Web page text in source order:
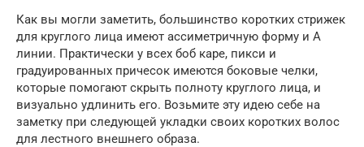
Как вы могли заметить, большинство коротких стрижек
для круглого лица имеют ассиметричную форму и А
линии. Практически у всех боб каре, пикси и
градуированных причесок имеются боковые челки,
которые помогают скрыть полноту круглого лица, и
визуально удлинить его. Возьмите эту идею себе на
заметку при следующей укладки своих коротких волос
для лестного внешнего образа.